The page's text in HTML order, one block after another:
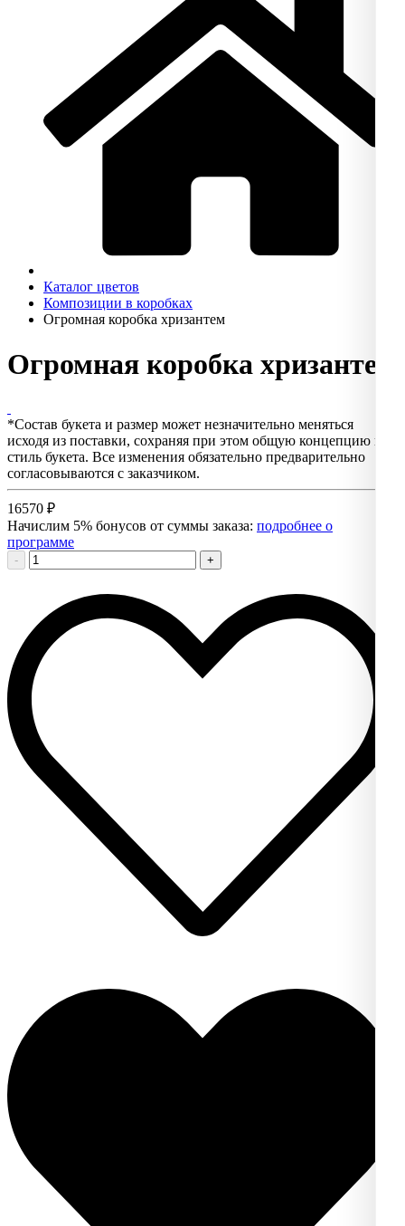
Каталог цветов
Композиции в коробках
Огромная коробка хризантем
Огромная коробка хризантем
*Состав букета и размер может незначительно меняться
исходя из поставки, сохраняя при этом общую концепцию и
стиль букета. Все изменения обязательно предварительно
согласовываются с заказчиком.
16570 ₽
Начислим 5% бонусов от суммы заказа: подробнее о
программе
- +